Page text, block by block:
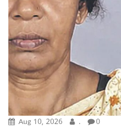
Aug 10, 2026 . 0